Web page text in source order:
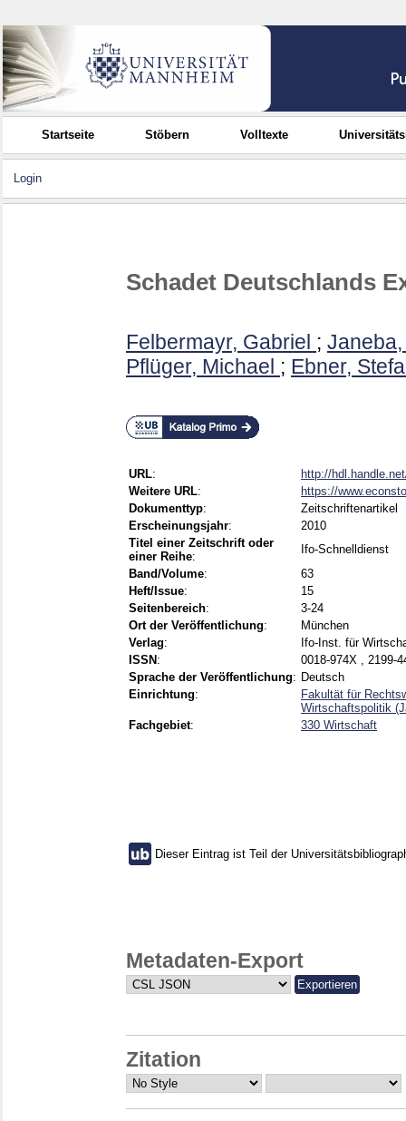
Startseite Stöbern Volltexte
Login
Schadet Deutschlands
Felbermayr, Gabriel ;
Pflüger, Michael ; Ebner,
URL:
http://
Weitere URL:
https://
Dokumenttyp:
Zeitschriftenartikel
Erscheinungsjahr:
2010
Titel einer Zeitschrift oder
einer Reihe:
Ifo-Schnelldienst
Band/Volume:
63
Heft/Issue:
15
Seitenbereich:
3-24
Ort der Veröffentlichung:
München
Verlag:
Ifo-Inst. für
ISSN :
0018-974X , 2199-
Sprache der Veröffentlichung: Deutsch
Einrichtung:
Fakultät für
Wirtschaftspolitik
Fachgebiet: 330 Wirtschaft
Dieser Eintrag ist Teil der
Metadaten-Export
Zitation